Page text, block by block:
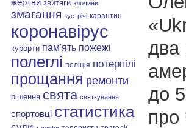
жертви звитяги злочини
змагання зустрічі карантин
коронавірус
курорти пам'ять пожежі
полеглі поліція потерпілі
прощання ремонти
рішення свята святкування
спортовці статистика
два
до
про